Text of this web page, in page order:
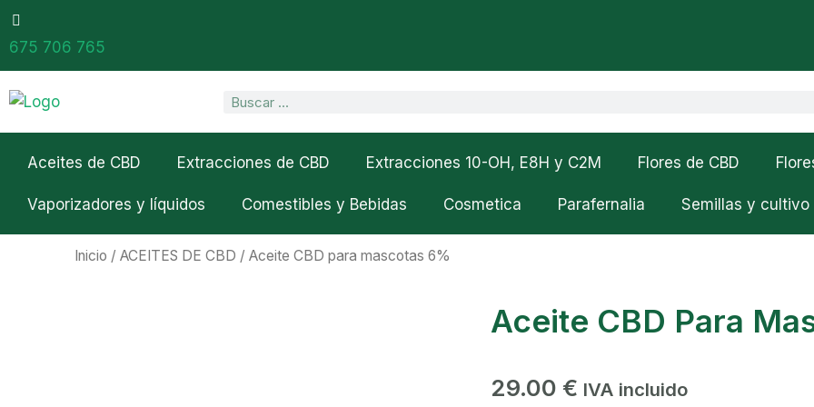
675 706 765
Search
Aceites de CBD Extracciones de CBD Extracciones 10-OH, E8H y C2M Flores de CBD
Vaporizadores y líquidos Comestibles y Bebidas Cosmetica Parafernalia Semillas y cultivo
Inicio / ACEITES DE CBD / Aceite CBD para mascotas 6%
Aceite CBD Para
29.00 € IVA incluido